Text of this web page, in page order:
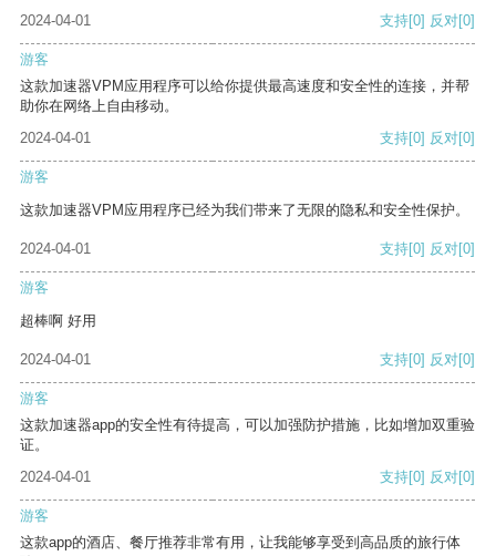
2024-04-01 支持[0] 反对[0]
游客
这款加速器VPM应用程序可以给你提供最高速度和安全性的连接，并帮
助你在网络上自由移动。
2024-04-01
支持[0] 反对[0]
游客
这款加速器VPM应用程序已经为我们带来了无限的隐私和安全性保护。
2024-04-01 支持[0] 反对[0]
游客
超棒啊 好用
2024-04-01 支持[0] 反对[0]
游客
这款加速器app的安全性有待提高，可以加强防护措施，比如增加双重验
证。
2024-04-01
支持[0] 反对[0]
游客
这款app的酒店、餐厅推荐非常有用，让我能够享受到高品质的旅行体